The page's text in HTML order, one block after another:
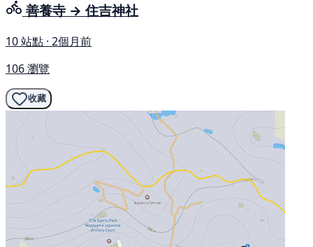
善養寺 → 住吉神社
10 站點 · 2個月前
106 瀏覽
收藏